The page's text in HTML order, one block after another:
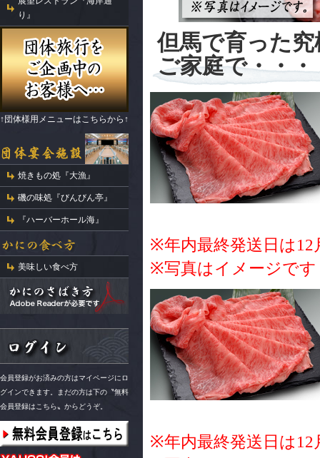
り』
↑団体様用メニューはこちらから↑
焼きもの処『大漁』
磯の味処『びんびん亭』
『ハーバーホール海』
美味しい食べ方
会員登録がお済みの方はマイページにロ
グインできます。まだの方は下の〝無料
会員登録はこちら〟からどうぞ。
但馬で育った
ご家庭で・・・
※年内最終発送日は12
※写真はイメージです
※年内最終発送日は12